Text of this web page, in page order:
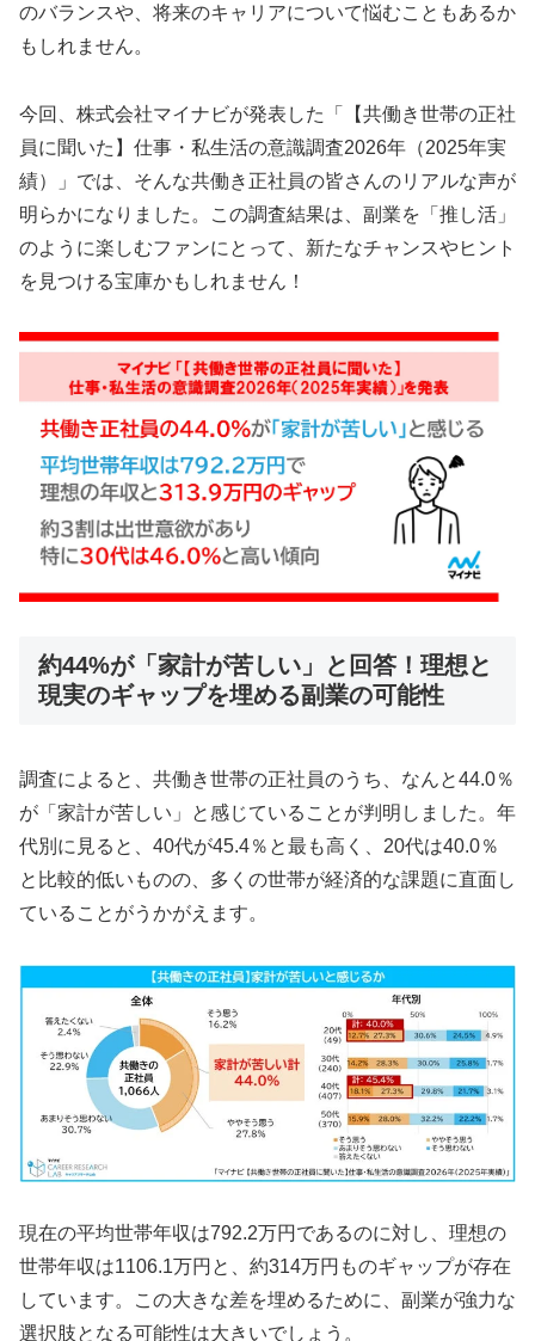
のバランスや、将来のキャリアについて悩むこともあるか
もしれません。
今回、株式会社マイナビが発表した「【共働き世帯の正社
員に聞いた】仕事・私生活の意識調査2026年（2025年実
績）」では、そんな共働き正社員の皆さんのリアルな声が
明らかになりました。この調査結果は、副業を「推し活」
のように楽しむファンにとって、新たなチャンスやヒント
を見つける宝庫かもしれません！
約44%が「家計が苦しい」と回答！理想と
現実のギャップを埋める副業の可能性
調査によると、共働き世帯の正社員のうち、なんと44.0％
が「家計が苦しい」と感じていることが判明しました。年
代別に見ると、40代が45.4％と最も高く、20代は40.0％
と比較的低いものの、多くの世帯が経済的な課題に直面し
ていることがうかがえます。
現在の平均世帯年収は792.2万円であるのに対し、理想の
世帯年収は1106.1万円と、約314万円ものギャップが存在
しています。この大きな差を埋めるために、副業が強力な
選択肢となる可能性は大きいでしょう。